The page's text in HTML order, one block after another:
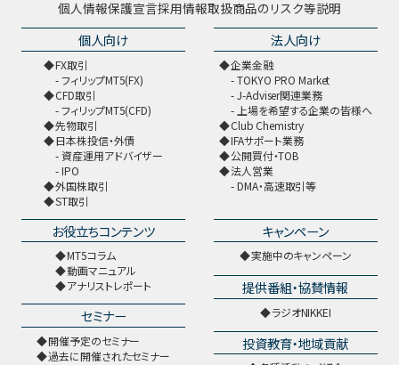
個人情報保護宣言採用情報取扱商品のリスク等説明
個人向け
FX取引
フィリップMT5(FX)
CFD取引
フィリップMT5(CFD)
先物取引
日本株投信・外債
資産運用アドバイザー
IPO
外国株取引
ST取引
法人向け
企業金融
TOKYO PRO Market
J-Adviser関連業務
上場を希望する企業の皆様へ
Club Chemistry
IFAサポート業務
公開買付・TOB
法人営業
DMA・高速取引等
お役立ちコンテンツ
MT5コラム
動画マニュアル
アナリストレポート
セミナー
開催予定のセミナー
過去に開催されたセミナー
キャンペーン
実施中のキャンペーン
提供番組・協賛情報
ラジオNIKKEI
投資教育・地域貢献